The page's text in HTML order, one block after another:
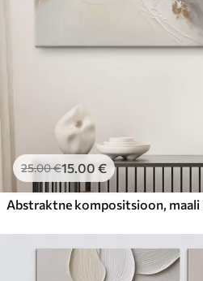
25.00€15.00 €